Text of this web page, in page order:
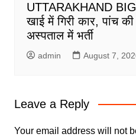
UTTARAKHAND
खाई में गिरी कार, पांच
अस्पताल में भर्ती
admin August 7,
Leave a Reply
Your email address will not